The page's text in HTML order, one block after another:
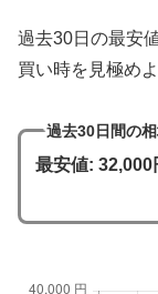
過去30日の最安
買い時を見極めよ
過去30日間の
最安値: 32,000